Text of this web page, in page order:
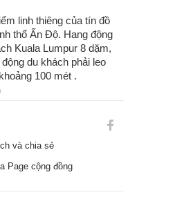
linh thiêng của tín đồ
thổ Ấn Độ. Hang động
Kuala Lumpur 8 dặm,
du khách phải leo
100 mét .
và chia sẻ
Page cộng đồng